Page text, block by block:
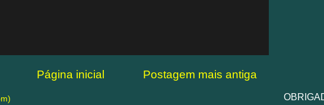
Postagem mais antiga
Página inicial